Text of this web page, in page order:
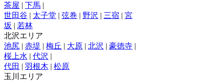
茶屋 | 下馬 |
世田谷 | 太子堂 | 弦巻 | 野沢 | 三宿 | 宮
坂 | 若林
北沢エリア
池尻 | 赤堤 | 梅丘 | 大原 | 北沢 | 豪徳寺 |
桜上水 | 代沢 |
代田 | 羽根木 | 松原
玉川エリア